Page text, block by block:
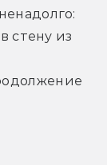
стену из